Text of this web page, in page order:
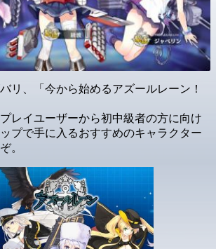
リ、
「今から始めるアズールレーン！
レイユーザーから初中級者の方に向け
プで手に入るおすすめのキャラクター
。